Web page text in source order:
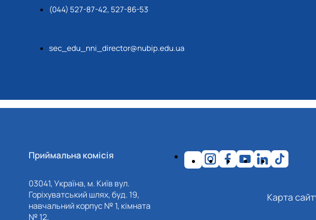
(044) 527-87-42, 527-86-53
sec_edu_nni_director@nubip.edu.ua
Приймальна комісія
03041, Україна, м. Київ вул.
Горіхуватський шлях, буд. 19,
навчальний корпус № 1, кімната
№ 12.
Карта